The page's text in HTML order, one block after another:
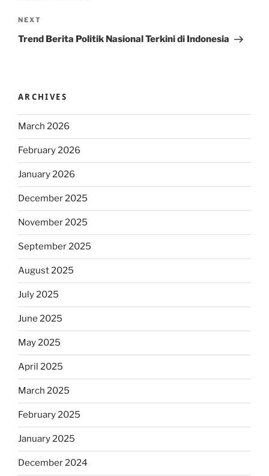
Next
Post
NEXT
Trend Berita Politik Nasional Terkini di Indonesia
ARCHIVES
March 2026
February 2026
January 2026
December 2025
November 2025
September 2025
August 2025
July 2025
June 2025
May 2025
April 2025
March 2025
February 2025
January 2025
December 2024